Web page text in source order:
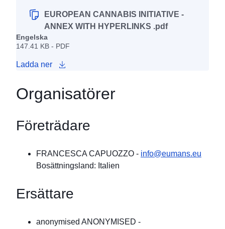
EUROPEAN CANNABIS INITIATIVE -
ANNEX WITH HYPERLINKS .pdf
Engelska
147.41 KB - PDF
Ladda ner
Organisatörer
Företrädare
FRANCESCA CAPUOZZO - info@eumans.eu
Bosättningsland: Italien
Ersättare
anonymised ANONYMISED -